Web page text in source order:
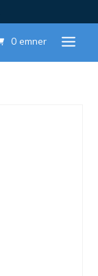
0 emner